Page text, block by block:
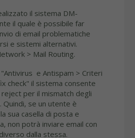
il sistema DM-
il quale è possibile far
di email problematiche
e sistemi alternativi.
> Mail Routing.
e Antispam > Criteri
check" il sistema consente
per il mismatch degli
Quindi, se un utente è
sua casella di posta e
non potrà inviare email con
dalla stessa.